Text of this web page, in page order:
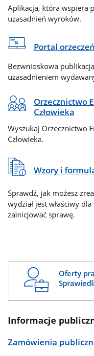
Aplikacja, która wspiera
uzasadnień wyroków.
Portal orzeczeń
Bezwnioskowa
uzasadnieniem
Orzecznictwo
Człowieka
Wyszukaj Orzecznictwo
Człowieka.
Wzory i
Sprawdź, jak możesz
wydział jest właściwy
zainicjować sprawę.
Oferty
Informacje
Zamówienia